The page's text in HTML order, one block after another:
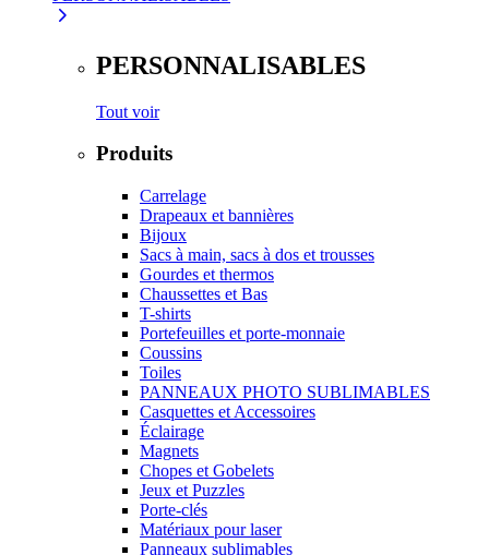
PERSONNALISABLES
Tout voir
Produits
Carrelage
Drapeaux et bannières
Bijoux
Sacs à main, sacs à dos et trousses
Gourdes et thermos
Chaussettes et Bas
T-shirts
Portefeuilles et porte-monnaie
Coussins
Toiles
PANNEAUX PHOTO SUBLIMABLES
Casquettes et Accessoires
Éclairage
Magnets
Chopes et Gobelets
Jeux et Puzzles
Porte-clés
Matériaux pour laser
Panneaux sublimables